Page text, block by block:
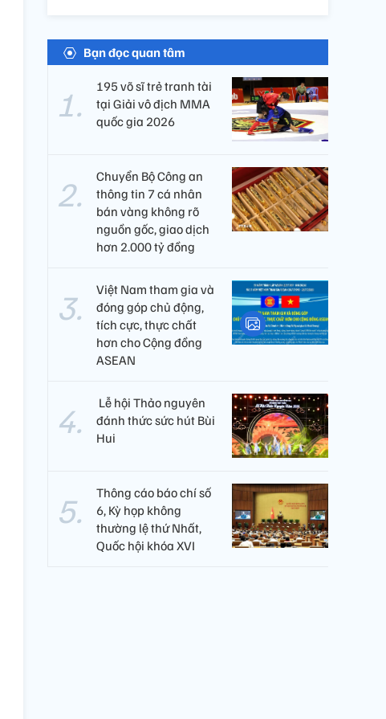
Bạn đọc quan tâm
195 võ sĩ trẻ tranh tài
tại Giải vô địch MMA
quốc gia 2026
Chuyển Bộ Công an
thông tin 7 cá nhân
bán vàng không rõ
nguồn gốc, giao dịch
hơn 2.000 tỷ đồng
Việt Nam tham gia và
đóng góp chủ động,
tích cực, thực chất
hơn cho Cộng đồng
ASEAN
​ Lễ hội Thảo nguyên
đánh thức sức hút Bùi
Hui
Thông cáo báo chí số
6, Kỳ họp không
thường lệ thứ Nhất,
Quốc hội khóa XVI